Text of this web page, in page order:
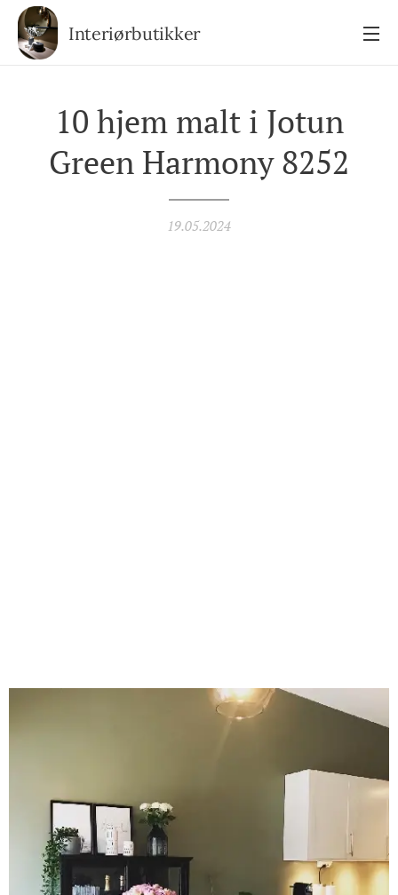
Interiørbutikker
10 hjem malt i Jotun
Green Harmony 8252
19.05.2024